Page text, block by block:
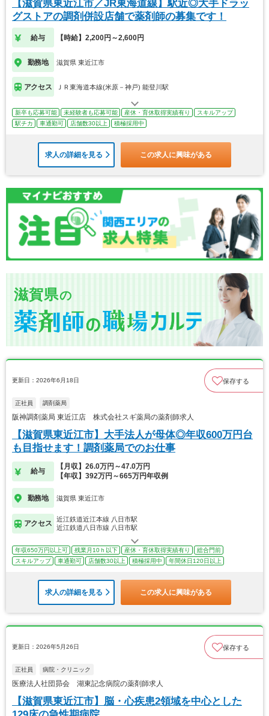
【滋賀県東近江市／JR東海道線】駅近◎大手ドラッ
グストアの調剤併設店舗で薬剤師の募集です！
給与 【時給】2,200円～2,600円
勤務地 滋賀県 東近江市
アクセス ＪＲ東海道本線(米原－神戸) 能登川駅
新卒も応募可能 未経験者も応募可能 産休・育休取得実績有り
スキルアップ
駅チカ
車通勤可 店舗数30以上 積極採用中
求人の詳細を見る この求人に興味がある
滋賀県の
更新日：2026年6月18日 保存する
正社員 調剤薬局
阪神調剤薬局 東近江店 株式会社スギ薬局の薬剤師求人
【滋賀県東近江市】大手法人が母体◎年収600万円台
も目指せます！調剤薬局でのお仕事
給与
【月収】26.0万円～47.0万円
【年収】392万円～665万円年収例
勤務地 滋賀県 東近江市
アクセス
近江鉄道近江本線 八日市駅
近江鉄道八日市線 八日市駅
年収650万円以上可 残業月10ｈ以下 産休・育休取得実績有り
総合門前
スキルアップ
車通勤可 店舗数30以上 積極採用中 年間休日120日以上
求人の詳細を見る この求人に興味がある
更新日：2026年5月26日 保存する
正社員 病院・クリニック
医療法人社団昴会 湖東記念病院の薬剤師求人
【滋賀県東近江市】脳・心疾患2領域を中心とした